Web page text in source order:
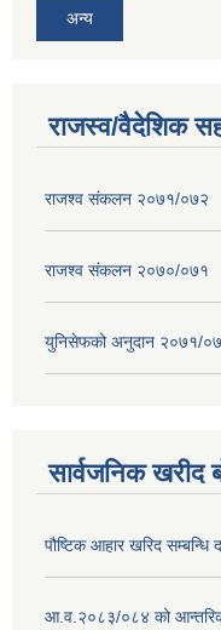
अन्य
राजस्व/वैदेशिक
राजश्व संकलन २०७१/०७२
राजश्व संकलन २०७०/०७१
युनिसेफको अनुदान २०७१/
सार्वजनिक खरीद
पौष्टिक आहार खरिद सम्बन्धि
आ.व.२०८३/०८४ को